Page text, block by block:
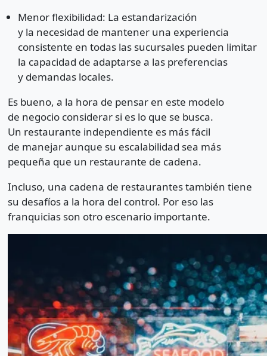
Menor flexibilidad: La estandarización
y la necesidad de mantener una experiencia
consistente en todas las sucursales pueden limitar
la capacidad de adaptarse a las preferencias
y demandas locales.
Es bueno, a la hora de pensar en este modelo
de negocio considerar si es lo que se busca.
Un restaurante independiente es más fácil
de manejar aunque su escalabilidad sea más
pequeña que un restaurante de cadena.
Incluso, una cadena de restaurantes también tiene
su desafíos a la hora del control. Por eso las
franquicias son otro escenario importante.